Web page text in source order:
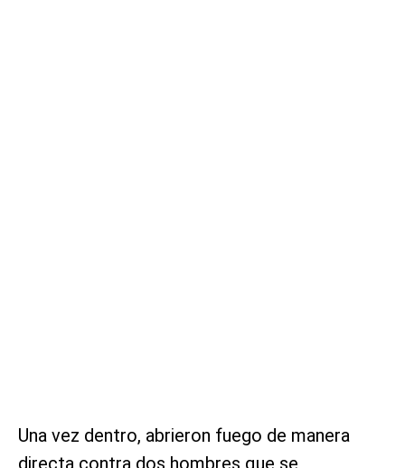
Una vez dentro, abrieron fuego de manera
directa contra dos hombres que se